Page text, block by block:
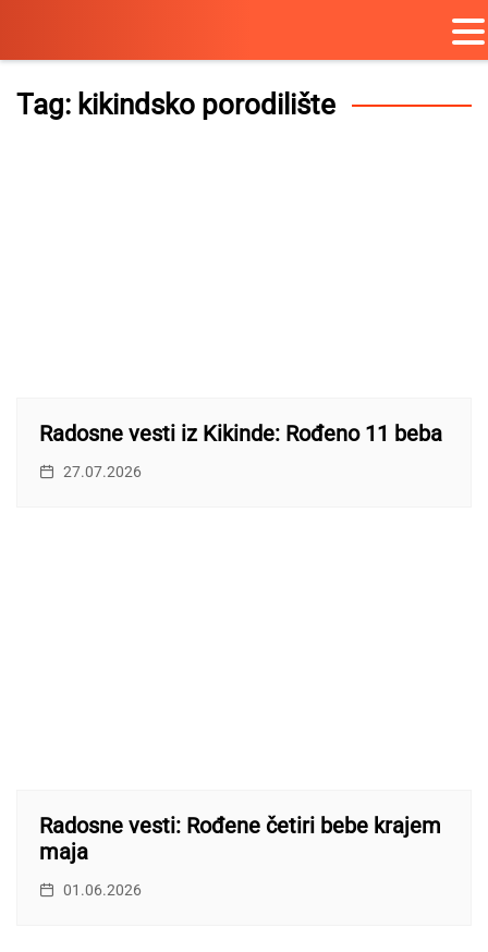
Skip
content
Tag: kikindsko porodilište
Radosne vesti iz Kikinde: Rođeno 11 beba
27.07.2026
Radosne vesti: Rođene četiri bebe krajem
maja
01.06.2026